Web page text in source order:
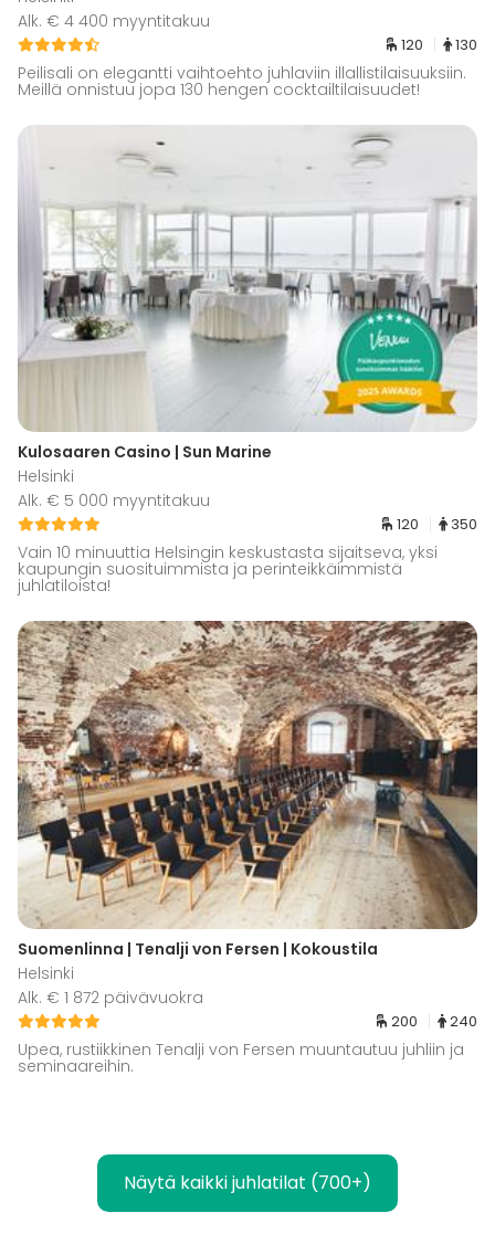
Alk. € 4 400 myyntitakuu
120 130
Peilisali on elegantti vaihtoehto juhlaviin illallistilaisuuksiin.
Meillä onnistuu jopa 130 hengen cocktailtilaisuudet!
Kulosaaren Casino | Sun Marine
Helsinki
Alk. € 5 000 myyntitakuu
120 350
Vain 10 minuuttia Helsingin keskustasta sijaitseva, yksi
kaupungin suosituimmista ja perinteikkäimmistä
juhlatiloista!
Suomenlinna | Tenalji von Fersen | Kokoustila
Helsinki
Alk. € 1 872 päivävuokra
200 240
Upea, rustiikkinen Tenalji von Fersen muuntautuu juhliin ja
seminaareihin.
Näytä kaikki juhlatilat (700+)